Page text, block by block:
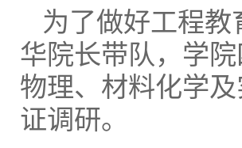
为了做好工程
华院长带队，学
物理、材料化学
证调研。